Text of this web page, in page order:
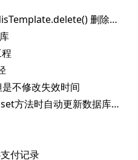
Spring Boot项目中使用RedisTemplate.delete() 删除指定key失败的解决办法
不修改失效时间
解决SpringBoot+JPA中使用set方法时自动更新数据库问题
付记录